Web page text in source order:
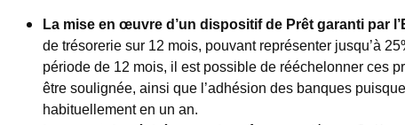
La mise en œuvre d’un dispositif de Prêt garanti par
de trésorerie sur 12 mois, pouvant représenter jusqu’à
période de 12 mois, il est possible de rééchelonner ces
être soulignée, ainsi que l’adhésion des banques
habituellement en un an.